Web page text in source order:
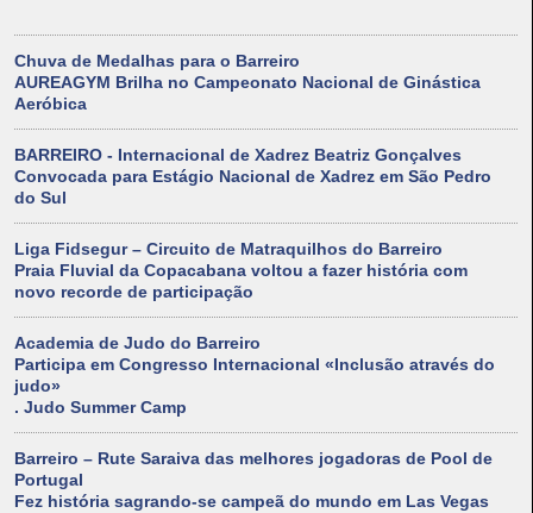
Chuva de Medalhas para o Barreiro
AUREAGYM Brilha no Campeonato Nacional de Ginástica
Aeróbica
BARREIRO - Internacional de Xadrez Beatriz Gonçalves
Convocada para Estágio Nacional de Xadrez em São Pedro
do Sul
Liga Fidsegur – Circuito de Matraquilhos do Barreiro
Praia Fluvial da Copacabana voltou a fazer história com
novo recorde de participação
Academia de Judo do Barreiro
Participa em Congresso Internacional «Inclusão através do
judo»
. Judo Summer Camp
Barreiro – Rute Saraiva das melhores jogadoras de Pool de
Portugal
Fez história sagrando-se campeã do mundo em Las Vegas